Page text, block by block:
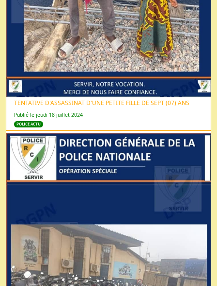
TENTATIVE D'ASSASSINAT D'UNE PETITE FILLE DE SEPT (07) ANS
Publié le jeudi 18 juillet 2024
POLICE ACTU